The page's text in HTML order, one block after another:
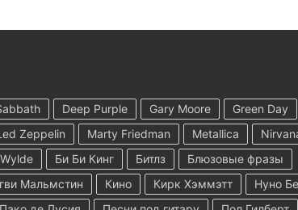
Deep Purple Gary Moore
Green Day
Zeppelin Marty Friedman Metallica
Би Би Кинг Битлз
Блюзовые фразы
Мальмстин Кино Кирк Хэммэтт
Нуно